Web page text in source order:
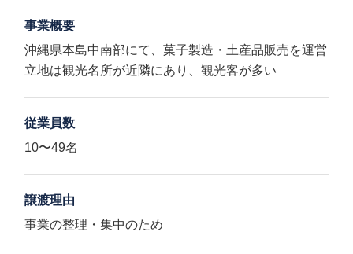
事業概要
沖縄県本島中南部にて、菓子製造・土産品販売を運営
立地は観光名所が近隣にあり、観光客が多い
従業員数
10〜49名
譲渡理由
事業の整理・集中のため